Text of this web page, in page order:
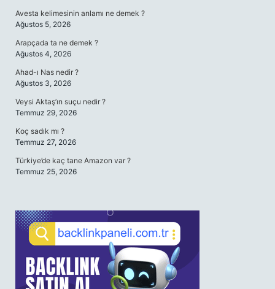
Avesta kelimesinin anlamı ne demek ?
Ağustos 5, 2026
Arapçada ta ne demek ?
Ağustos 4, 2026
Ahad-ı Nas nedir ?
Ağustos 3, 2026
Veysi Aktaş’ın suçu nedir ?
Temmuz 29, 2026
Koç sadık mı ?
Temmuz 27, 2026
Türkiye’de kaç tane Amazon var ?
Temmuz 25, 2026